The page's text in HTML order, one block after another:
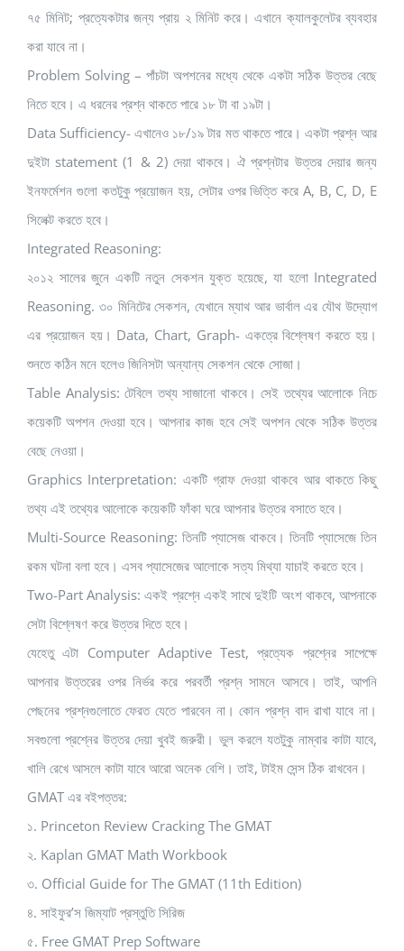
৭৫ মিনিট; প্রত্যেকটার জন্য প্রায় ২ মিনিট করে। এখানে ক্যালকুলেটর ব্যবহার
করা যাবে না।
Problem Solving – পাঁচটা অপশনের মধ্যে থেকে একটা সঠিক উত্তর বেছে
নিতে হবে। এ ধরনের প্রশ্ন থাকতে পারে ১৮ টা বা ১৯টা।
Data Sufficiency- এখানেও ১৮/১৯ টার মত থাকতে পারে। একটা প্রশ্ন আর
দুইটা statement (1 & 2) দেয়া থাকবে। ঐ প্রশ্নটার উত্তর দেয়ার জন্য
ইনফর্মেশন গুলো কতটুকু প্রয়োজন হয়, সেটার ওপর ভিত্তি করে A, B, C, D, E
সিলেক্ট করতে হবে।
Integrated Reasoning:
২০১২ সালের জুনে একটি নতুন সেকশন যুক্ত হয়েছে, যা হলো Integrated
Reasoning. ৩০ মিনিটের সেকশন, যেখানে ম্যাথ আর ভার্বাল এর যৌথ উদ্যোগ
এর প্রয়োজন হয়। Data, Chart, Graph- একত্রে বিশ্লেষণ করতে হয়।
শুনতে কঠিন মনে হলেও জিনিসটা অন্যান্য সেকশন থেকে সোজা।
Table Analysis: টেবিলে তথ্য সাজানো থাকবে। সেই তথ্যের আলোকে নিচে
কয়েকটি অপশন দেওয়া হবে। আপনার কাজ হবে সেই অপশন থেকে সঠিক উত্তর
বেছে নেওয়া।
Graphics Interpretation: একটি গ্রাফ দেওয়া থাকবে আর থাকতে কিছু
তথ্য এই তথ্যের আলোকে কয়েকটি ফাঁকা ঘরে আপনার উত্তর বসাতে হবে।
Multi-Source Reasoning: তিনটি প্যাসেজ থাকবে। তিনটি প্যাসেজে তিন
রকম ঘটনা বলা হবে। এসব প্যাসেজের আলোকে সত্য মিথ্যা যাচাই করতে হবে।
Two-Part Analysis: একই প্রশ্নে একই সাথে দুইটি অংশ থাকবে, আপনাকে
সেটা বিশ্লেষণ করে উত্তর দিতে হবে।
যেহেতু এটা Computer Adaptive Test, প্রত্যেক প্রশ্নের সাপেক্ষে
আপনার উত্তরের ওপর নির্ভর করে পরবর্তী প্রশ্ন সামনে আসবে। তাই, আপনি
পেছনের প্রশ্নগুলোতে ফেরত যেতে পারবেন না। কোন প্রশ্ন বাদ রাখা যাবে না।
সবগুলো প্রশ্নের উত্তর দেয়া খুবই জরুরী। ভুল করলে যতটুকু নাম্বার কাটা যাবে,
খালি রেখে আসলে কাটা যাবে আরো অনেক বেশি। তাই, টাইম সেন্স ঠিক রাখবেন।
GMAT এর বইপত্তর:
১. Princeton Review Cracking The GMAT
২. Kaplan GMAT Math Workbook
৩. Official Guide for The GMAT (11th Edition)
৪. সাইফুর’স জিম্যাট প্রস্তুতি সিরিজ
৫. Free GMAT Prep Software